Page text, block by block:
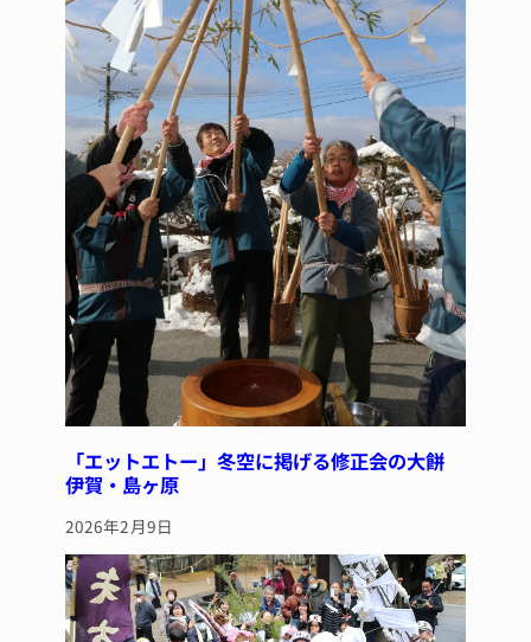
「エットエトー」冬空に掲げる修正会の大餅
伊賀・島ヶ原
2026年2月9日